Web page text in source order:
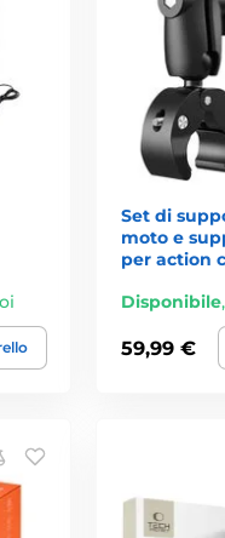
Set di
moto e
per action
Disponibile,
59,99 €